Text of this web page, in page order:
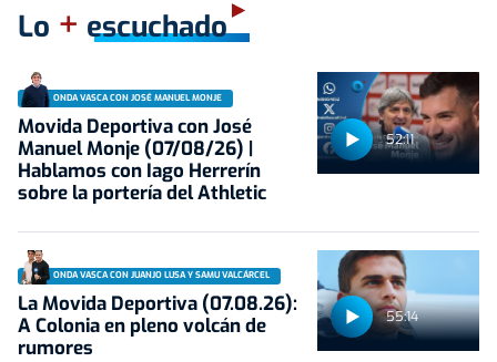
Lo + escuchado
52:11
ONDA VASCA CON JOSÉ MANUEL MONJE
Movida Deportiva con José
Manuel Monje (07/08/26) |
Hablamos con Iago Herrerín
sobre la portería del Athletic
55:14
ONDA VASCA CON JUANJO LUSA Y SAMU VALCÁRCEL
La Movida Deportiva (07.08.26):
A Colonia en pleno volcán de
rumores